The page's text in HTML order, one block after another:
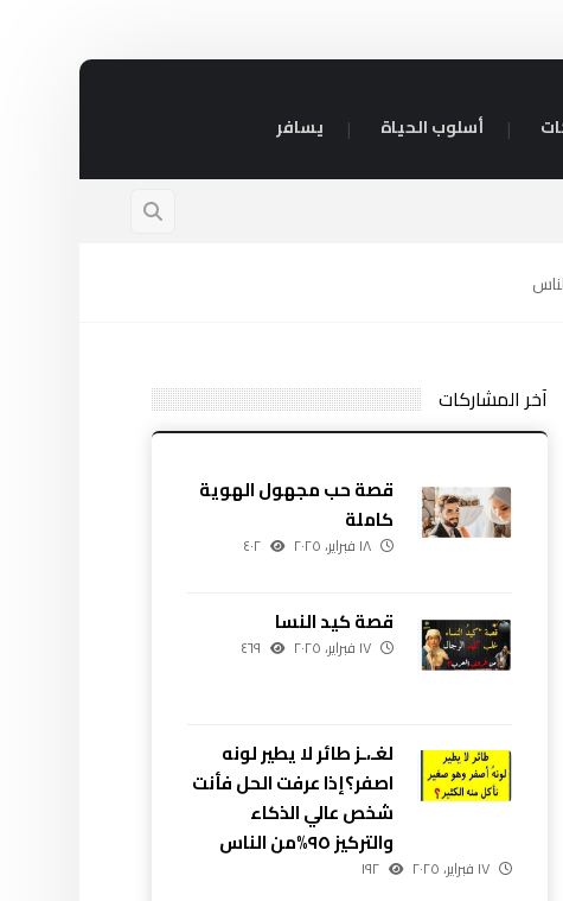
أسلوب الحياة يسافر
آخر المشاركات
قصة حب مجهول الهوية
كاملة
١٨ فبراير، ٢٠٢٥ ٤٠٢
قصة كيد النسا
١٧ فبراير، ٢٠٢٥ ٤٦٩
لغـ،ـز طائر لا يطير لونه
اصفر؟إذا عرفت الحل فأنت
شخص عالي الذكاء
والتركيز ٩٥%من الناس
١٧ فبراير، ٢٠٢٥ ١٩٢